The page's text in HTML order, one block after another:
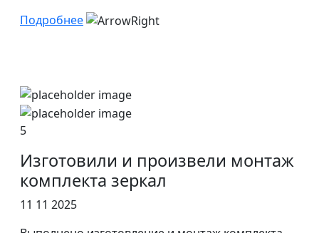
Подробнее
5
Изготовили и произвели монтаж
комплекта зеркал
11 11 2025